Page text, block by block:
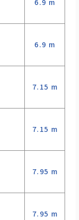
6.9 m
6.9 m
7.15 m
7.15 m
7.95 m
7.95 m